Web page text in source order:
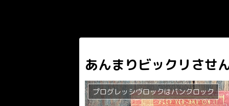
あんまりビックリさせ
プログレッシヴロックはパンクロック